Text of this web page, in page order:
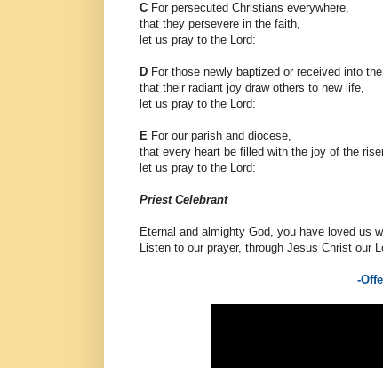
C For persecuted Christians everywhere,
that they persevere in the faith,
let us pray to the Lord:
D For those newly baptized or received into
that their radiant joy draw others to new life,
let us pray to the Lord:
E For our parish and diocese,
that every heart be filled with the joy of the
let us pray to the Lord:
Priest Celebrant
Eternal and almighty God, you have loved us
Listen to our prayer, through Jesus Christ our
-